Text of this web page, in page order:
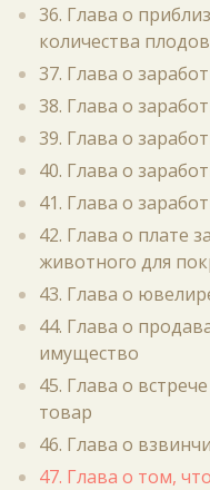
36. Глава о
количества плодов
37. Глава о
38. Глава о
39. Глава о
40. Глава о
41. Глава о
42. Глава о плате
животного для
43. Глава о
44. Глава о
имущество
45. Глава о
товар
46. Глава о
47. Глава о том,